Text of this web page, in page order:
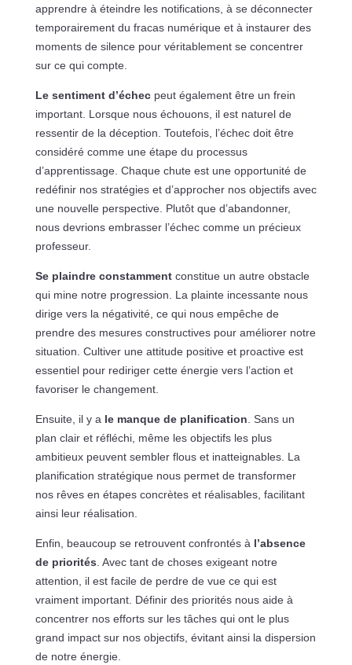
apprendre à éteindre les notifications, à se déconnecter
temporairement du fracas numérique et à instaurer des
moments de silence pour véritablement se concentrer
sur ce qui compte.
Le sentiment d’échecpeut également être un frein
important. Lorsque nous échouons, il est naturel de
ressentir de la déception. Toutefois, l’échec doit être
considéré comme une étape du processus
d’apprentissage. Chaque chute est une opportunité de
redéfinir nos stratégies et d’approcher nos objectifs avec
une nouvelle perspective. Plutôt que d’abandonner,
nous devrions embrasser l’échec comme un précieux
professeur.
Se plaindre constammentconstitue un autre obstacle
qui mine notre progression. La plainte incessante nous
dirige vers la négativité, ce qui nous empêche de
prendre des mesures constructives pour améliorer notre
situation. Cultiver une attitude positive et proactive est
essentiel pour rediriger cette énergie vers l’action et
favoriser le changement.
Ensuite, il y a le manque de planification . Sans un
plan clair et réfléchi, même les objectifs les plus
ambitieux peuvent sembler flous et inatteignables. La
planification stratégique nous permet de transformer
nos rêves en étapes concrètes et réalisables, facilitant
ainsi leur réalisation.
Enfin, beaucoup se retrouvent confrontés à l’absence
de priorités . Avec tant de choses exigeant notre
attention, il est facile de perdre de vue ce qui est
vraiment important. Définir des priorités nous aide à
concentrer nos efforts sur les tâches qui ont le plus
grand impact sur nos objectifs, évitant ainsi la dispersion
de notre énergie.